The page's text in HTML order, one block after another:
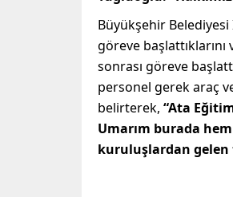
Büyükşehir
göreve
sonrası göreve
personel gerek araç
belirterek, “Ata
Umarım burada
kuruluşlardan gelen